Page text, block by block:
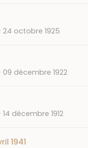
DATE
24 octobre 1925
DATE
09 décembre 1922
DATE
14 décembre 1912
1941